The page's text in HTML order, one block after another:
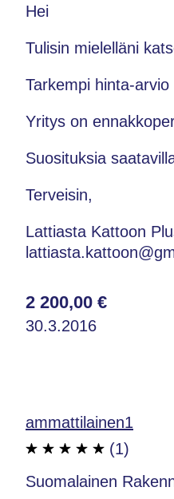
Hei
Tulisin mielelläni
Tarkempi hinta-
Yritys on
Suosituksia
Terveisin,
Lattiasta Kattoon
2 200,00 €
30.3.2016
ammattilainen1
(1)
Suomalainen